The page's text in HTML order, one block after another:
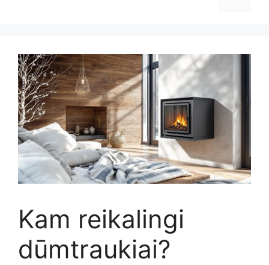
Kam reikalingi
dūmtraukiai?